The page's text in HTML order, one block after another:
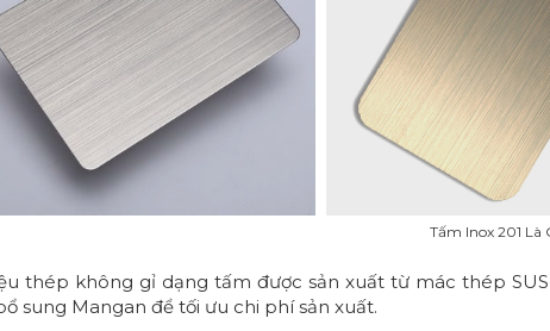
Tấm Inox 201 Là
thép không gỉ dạng tấm được sản xuất từ mác thép
sung Mangan để tối ưu chi phí sản xuất.